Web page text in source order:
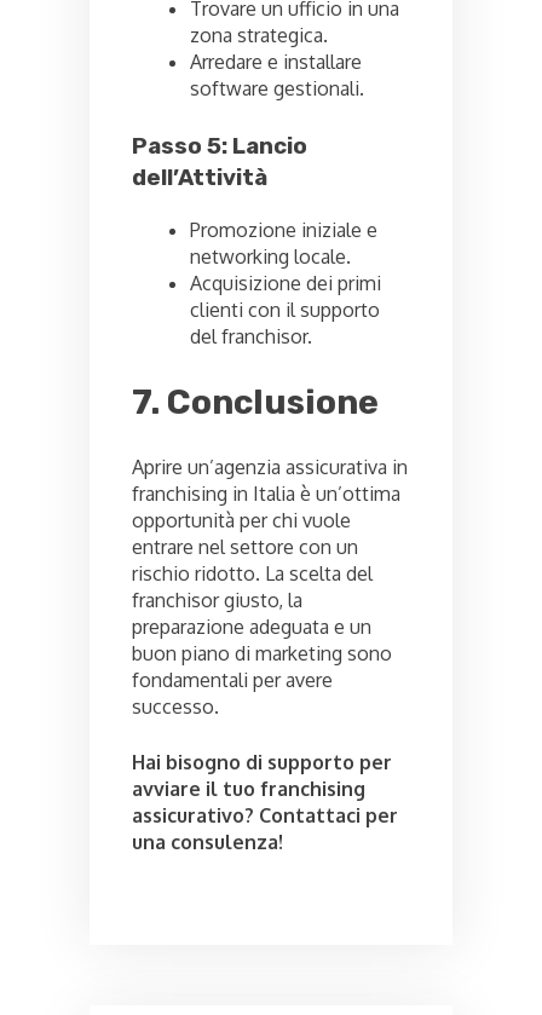
Trovare un ufficio in una
zona strategica.
Arredare e installare
software gestionali.
Passo 5: Lancio
dell’Attività
Promozione iniziale e
networking locale.
Acquisizione dei primi
clienti con il supporto
del franchisor.
7. Conclusione
Aprire un’agenzia assicurativa in
franchising in Italia è un’ottima
opportunità per chi vuole
entrare nel settore con un
rischio ridotto. La scelta del
franchisor giusto, la
preparazione adeguata e un
buon piano di marketing sono
fondamentali per avere
successo.
Hai bisogno di supporto per
avviare il tuo franchising
assicurativo? Contattaci per
una consulenza!